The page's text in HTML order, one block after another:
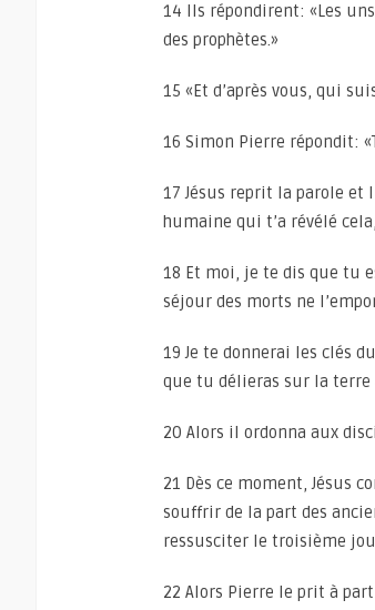
14 Ils répondirent: «Les
des prophètes.»
15 «Et d’après vous, qui
16 Simon Pierre répondit:
17 Jésus reprit la parole et
humaine qui t’a révélé
18 Et moi, je te dis que tu
séjour des morts ne
19 Je te donnerai les clés
que tu délieras sur la terre
20 Alors il ordonna aux
21 Dès ce moment, Jésus
souffrir de la part des
ressusciter le troisième
22 Alors Pierre le prit à